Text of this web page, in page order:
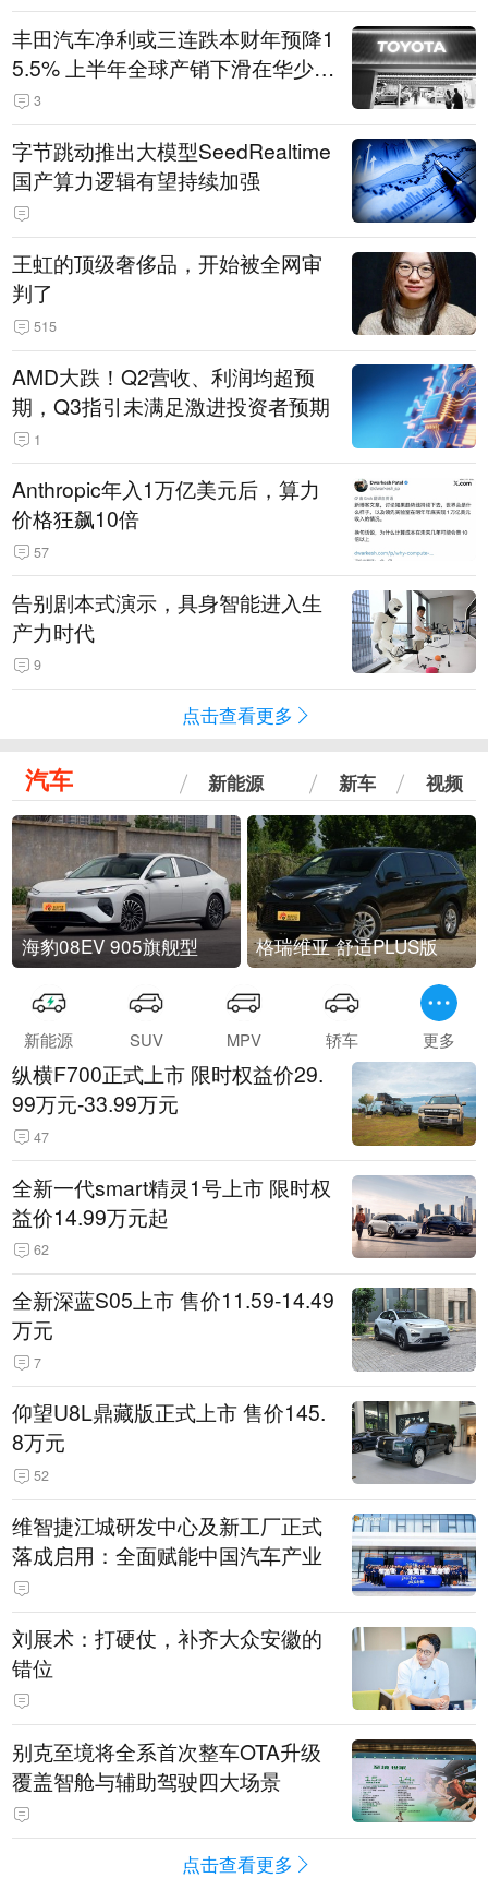
丰田汽车净利或三连跌本财年预降1
5.5% 上半年全球产销下滑在华少卖
14.3万辆
3
字节跳动推出大模型SeedRealtime
国产算力逻辑有望持续加强
王虹的顶级奢侈品，开始被全网审
判了
515
AMD大跌！Q2营收、利润均超预
期，Q3指引未满足激进投资者预期
1
Anthropic年入1万亿美元后，算力
价格狂飙10倍
57
告别剧本式演示，具身智能进入生
产力时代
9
点击查看更多
汽车 新能源 新车 视频
海豹08EV 905旗舰型 格瑞维亚 舒适PLUS版
新能源 SUV MPV 轿车 更多
纵横F700正式上市 限时权益价29.
99万元-33.99万元
47
全新一代smart精灵1号上市 限时权
益价14.99万元起
62
全新深蓝S05上市 售价11.59-14.49
万元
7
仰望U8L鼎藏版正式上市 售价145.
8万元
52
维智捷江城研发中心及新工厂正式
落成启用：全面赋能中国汽车产业
刘展术：打硬仗，补齐大众安徽的
错位
别克至境将全系首次整车OTA升级
覆盖智舱与辅助驾驶四大场景
点击查看更多